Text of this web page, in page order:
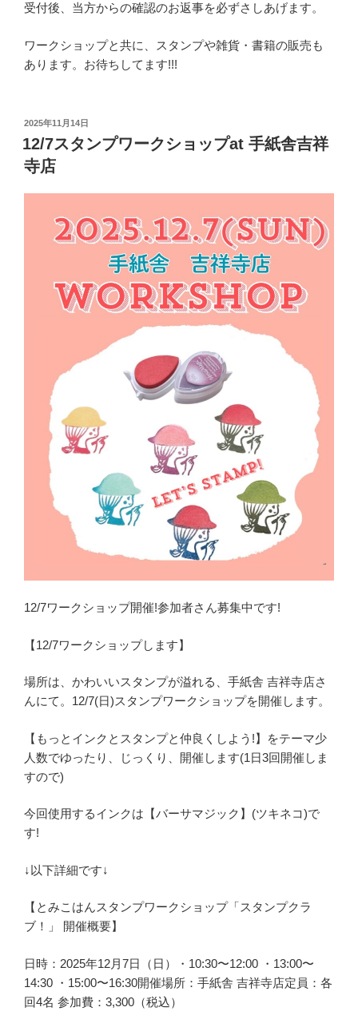
受付後、当方からの確認のお返事を必ずさしあげます。
ワークショップと共に、スタンプや雑貨・書籍の販売も
あります。お待ちしてます!!!
投
稿
日:
2025年11月14日
12/7スタンプワークショップat 手紙舎吉祥
寺店
12/7ワークショップ開催!参加者さん募集中です!
【12/7ワークショップします】
場所は、かわいいスタンプが溢れる、手紙舎 吉祥寺店さ
んにて。12/7(日)スタンプワークショップを開催します。
【もっとインクとスタンプと仲良くしよう!】をテーマ少
人数でゆったり、じっくり、開催します(1日3回開催しま
すので)
今回使用するインクは【バーサマジック】(ツキネコ)で
す!
↓以下詳細です↓
【とみこはんスタンプワークショップ「スタンプクラ
ブ！」 開催概要】
日時：2025年12月7日（日）・10:30〜12:00 ・13:00〜
14:30 ・15:00〜16:30開催場所：手紙舎 吉祥寺店定員：各
回4名 参加費：3,300（税込）